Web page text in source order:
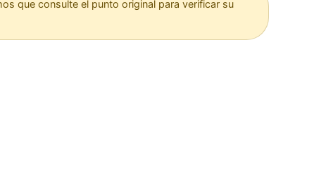
que consulte el punto original para verificar su